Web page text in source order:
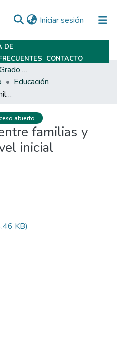
Iniciar sesión (current)
DE
CONTACTO
Trabajos Finales De Grado Y Posgrado
Educación
La comunicación entre familias y docentes en el nivel inicial
abierto
familias y
inicial
KB)